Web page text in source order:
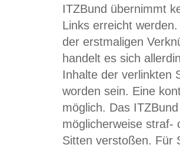
ITZBund übernimmt
Links erreicht
der erstmaligen
handelt es sich
Inhalte der verlinkten
worden sein. Eine
möglich. Das
möglicherweise straf-
Sitten verstoßen. Für